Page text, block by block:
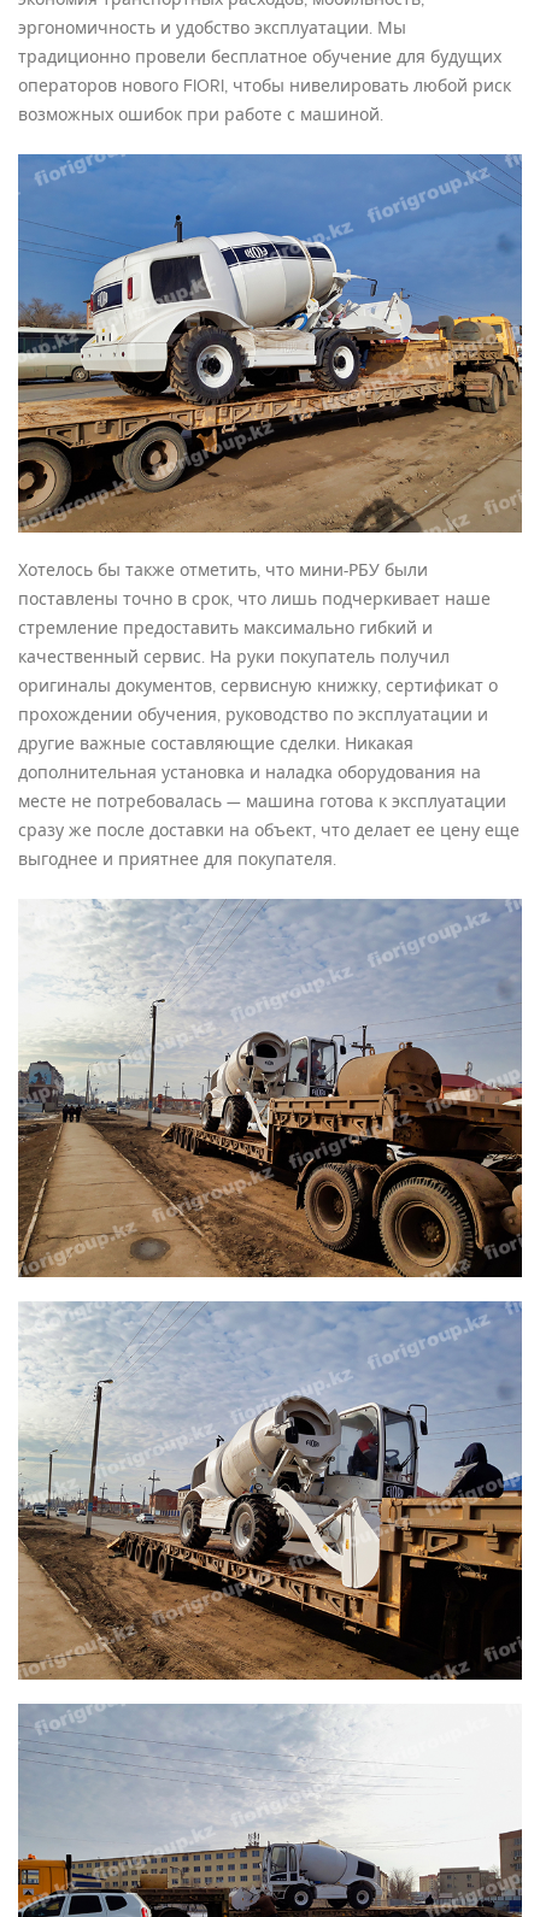
эргономичность и удобство эксплуатации. Мы
традиционно провели бесплатное обучение для будущих
операторов нового FIORI, чтобы нивелировать любой риск
возможных ошибок при работе с машиной.
Хотелось бы также отметить, что мини-РБУ были
поставлены точно в срок, что лишь подчеркивает наше
стремление предоставить максимально гибкий и
качественный сервис. На руки покупатель получил
оригиналы документов, сервисную книжку, сертификат о
прохождении обучения, руководство по эксплуатации и
другие важные составляющие сделки. Никакая
дополнительная установка и наладка оборудования на
месте не потребовалась — машина готова к эксплуатации
сразу же после доставки на объект, что делает ее цену еще
выгоднее и приятнее для покупателя.